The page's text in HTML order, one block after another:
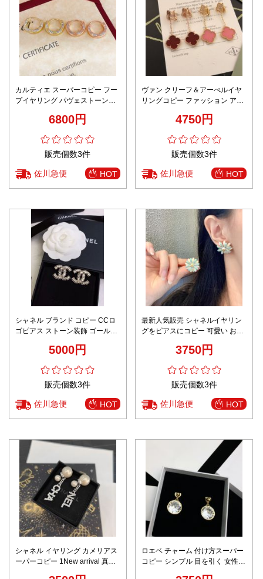
カルティエ スーパーコピー フー
プイヤリング パヴェストーン仕
6800円
販売個数3件
佐川急便 HOT
ヴァン クリーフ＆アーぺルイヤ
リングコピー ファッション アク
4750円
販売個数3件
佐川急便 HOT
シャネル ブランド コピー CCロ
ゴピアス ストーン装飾 ゴールド
5000円
販売個数3件
佐川急便 HOT
最新人気販売 シャネルイヤリン
グをピアスにコピー 可愛い おし
3750円
販売個数3件
佐川急便 HOT
シャネル イヤリング カメリアス
ーパーコピー 1New arrival 真珠
ロエベ チャーム 付け方スーパー
コピー シンプル 目を引く 女性